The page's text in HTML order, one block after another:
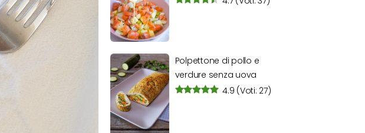
Polpettone di pollo e
verdure senza uova
4.9 (Voti: 27)